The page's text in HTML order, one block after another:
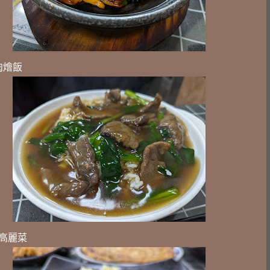
燴飯
麗菜